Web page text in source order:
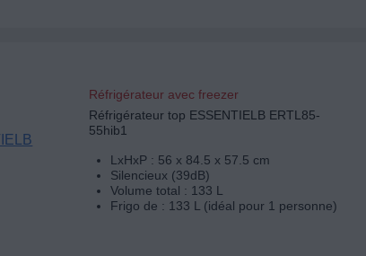
Réfrigérateur avec freezer
Réfrigérateur top ESSENTIELB ERTL85-
55hib1
LxHxP : 56 x 84.5 x 57.5 cm
Silencieux (39dB)
Volume total : 133 L
Frigo de : 133 L (idéal pour 1 personne)